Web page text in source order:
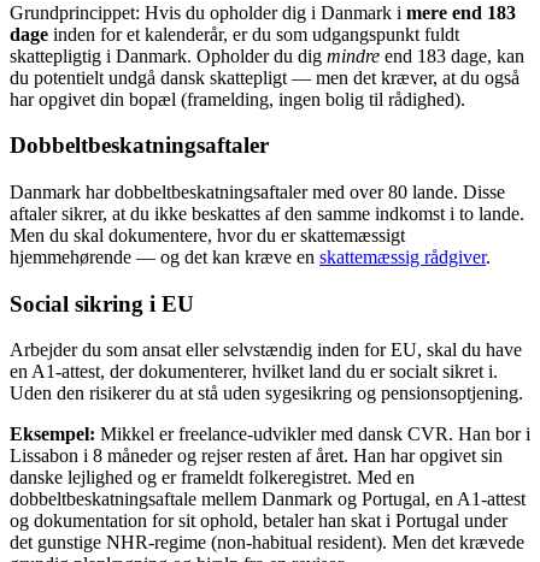
Grundprincippet: Hvis du opholder dig i Danmark i mere end 183
dage inden for et kalenderår, er du som udgangspunkt fuldt
skattepligtig i Danmark. Opholder du dig mindre end 183 dage, kan
du potentielt undgå dansk skattepligt — men det kræver, at du også
har opgivet din bopæl (framelding, ingen bolig til rådighed).
Dobbeltbeskatningsaftaler
Danmark har dobbeltbeskatningsaftaler med over 80 lande. Disse
aftaler sikrer, at du ikke beskattes af den samme indkomst i to lande.
Men du skal dokumentere, hvor du er skattemæssigt
hjemmehørende — og det kan kræve en skattemæssig rådgiver.
Social sikring i EU
Arbejder du som ansat eller selvstændig inden for EU, skal du have
en A1-attest, der dokumenterer, hvilket land du er socialt sikret i.
Uden den risikerer du at stå uden sygesikring og pensionsoptjening.
Eksempel: Mikkel er freelance-udvikler med dansk CVR. Han bor i
Lissabon i 8 måneder og rejser resten af året. Han har opgivet sin
danske lejlighed og er frameldt folkeregistret. Med en
dobbeltbeskatningsaftale mellem Danmark og Portugal, en A1-attest
og dokumentation for sit ophold, betaler han skat i Portugal under
det gunstige NHR-regime (non-habitual resident). Men det krævede